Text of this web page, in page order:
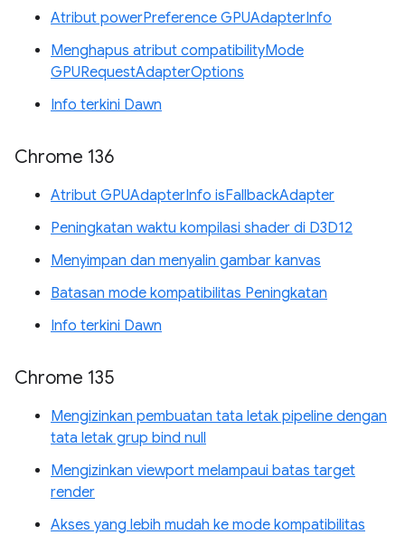
Atribut powerPreference GPUAdapterInfo
Menghapus atribut compatibilityMode
GPURequestAdapterOptions
Info terkini Dawn
Chrome 136
Atribut GPUAdapterInfo isFallbackAdapter
Peningkatan waktu kompilasi shader di D3D12
Menyimpan dan menyalin gambar kanvas
Batasan mode kompatibilitas Peningkatan
Info terkini Dawn
Chrome 135
Mengizinkan pembuatan tata letak pipeline dengan
tata letak grup bind null
Mengizinkan viewport melampaui batas target
render
Akses yang lebih mudah ke mode kompatibilitas